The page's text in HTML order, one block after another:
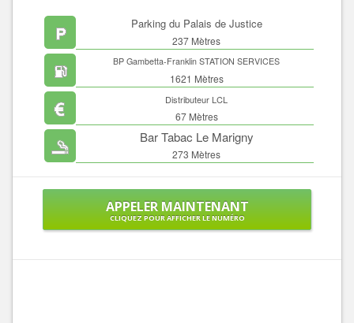
Parking du Palais de Justice
237 Mètres
BP Gambetta-Franklin STATION SERVICES
1621 Mètres
Distributeur LCL
67 Mètres
Bar Tabac Le Marigny
273 Mètres
APPELER MAINTENANT
CLIQUEZ POUR AFFICHER LE NUMÉRO